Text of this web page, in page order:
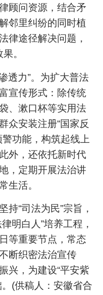
顾问资源，结合矛
邻里纠纷的同时植
律途径解决问题，
。
透力”。为扩大普法
宣传形式：除传统
、漱口杯等实用法
众安装注册“国家反
功能，构筑起线上
外，还依托新时代
，定期开展法治讲
生活。
“司法为民”宗旨，
明白人”培养工程，
等重要节点，常态
断织密法治宣传
兴，为建设“平安紫
(供稿人：安徽省合